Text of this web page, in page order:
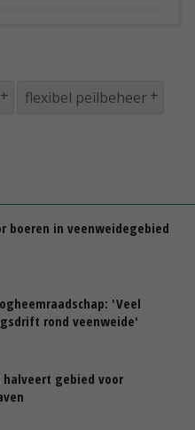
flexibel peilbeheer
boeren in veenweidegebied
'Veel
rond veenweide'
halveert gebied voor